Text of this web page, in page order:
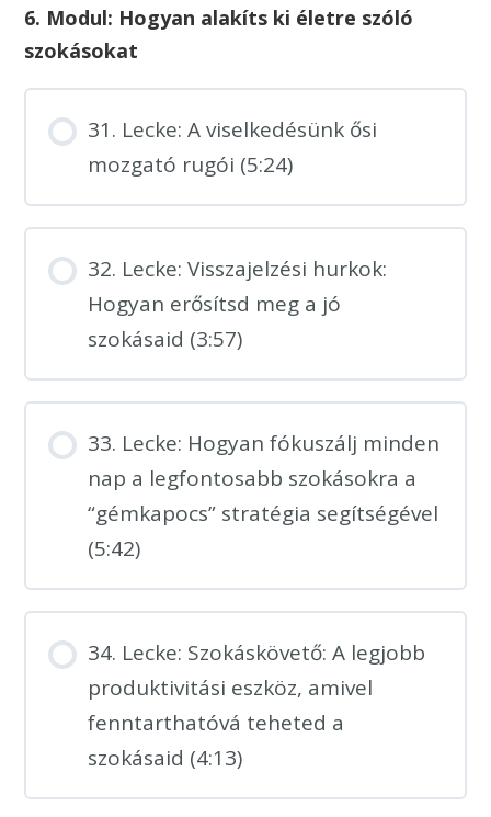
6. Modul: Hogyan alakíts ki életre szóló
szokásokat
31. Lecke: A viselkedésünk ősi
mozgató rugói (5:24)
32. Lecke: Visszajelzési hurkok:
Hogyan erősítsd meg a jó
szokásaid (3:57)
33. Lecke: Hogyan fókuszálj minden
nap a legfontosabb szokásokra a
“gémkapocs” stratégia segítségével
(5:42)
34. Lecke: Szokáskövető: A legjobb
produktivitási eszköz, amivel
fenntarthatóvá teheted a
szokásaid (4:13)